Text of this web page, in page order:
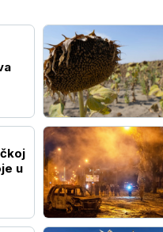
u